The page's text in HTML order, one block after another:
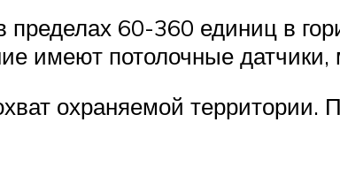
пределах 60-360 единиц в
имеют потолочные
охраняемой территории.